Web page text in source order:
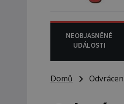
NEOBJASNĚNÉ
UDÁLOSTI
Domů